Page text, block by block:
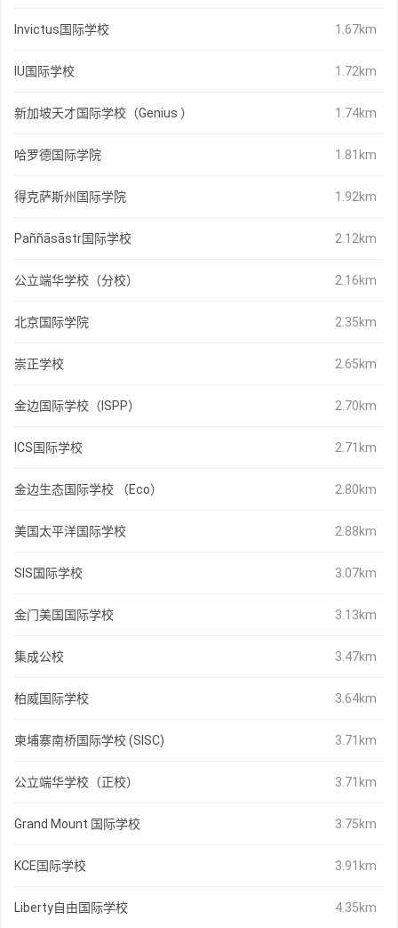
Invictus国际学校 1.67km
IU国际学校 1.72km
新加坡天才国际学校（Genius ） 1.74km
哈罗德国际学院 1.81km
得克萨斯州国际学院 1.92km
Paññāsāstr国际学校 2.12km
公立端华学校（分校） 2.16km
北京国际学院 2.35km
崇正学校 2.65km
金边国际学校（ISPP） 2.70km
ICS国际学校 2.71km
金边生态国际学校 （Eco） 2.80km
美国太平洋国际学校 2.88km
SIS国际学校 3.07km
金门美国国际学校 3.13km
集成公校 3.47km
柏威国际学校 3.64km
柬埔寨南桥国际学校 (SISC) 3.71km
公立端华学校（正校） 3.71km
Grand Mount 国际学校 3.75km
KCE国际学校 3.91km
Liberty自由国际学校 4.35km